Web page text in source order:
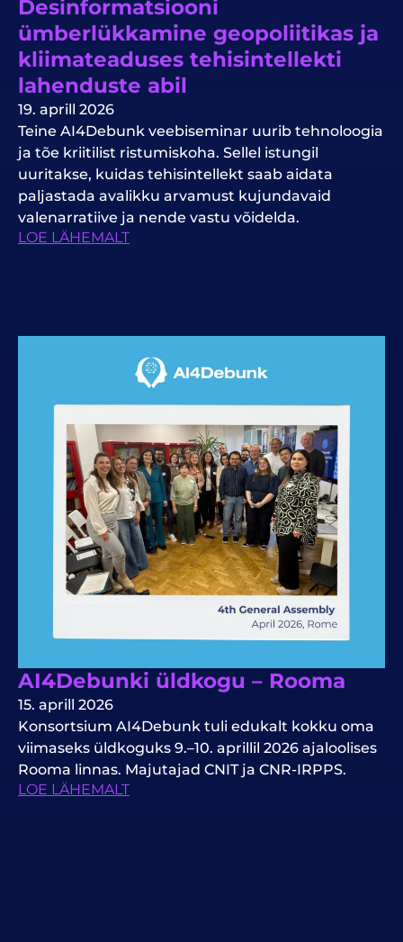
Desinformatsiooni
ümberlükkamine geopoliitikas ja
kliimateaduses tehisintellekti
lahenduste abil
19. aprill 2026
Teine AI4Debunk veebiseminar uurib tehnoloogia
ja tõe kriitilist ristumiskoha. Sellel istungil
uuritakse, kuidas tehisintellekt saab aidata
paljastada avalikku arvamust kujundavaid
valenarratiive ja nende vastu võidelda.
LOE LÄHEMALT
AI4Debunki üldkogu – Rooma
15. aprill 2026
Konsortsium AI4Debunk tuli edukalt kokku oma
viimaseks üldkoguks 9.–10. aprillil 2026 ajaloolises
Rooma linnas. Majutajad CNIT ja CNR-IRPPS.
LOE LÄHEMALT